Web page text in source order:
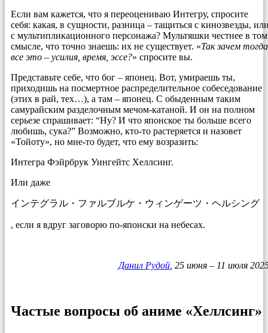
Если вам кажется, что я переоцениваю Интегру, спросите
себя: какая, в сущности, разница – тащиться с кинозвезды,
с мультипликационного персонажа? Мультяшки честнее в том
смысле, что точно знаешь: их не существует. «Так зачем тогда
все это – усилия, время, эссе?» спросите вы.
Представьте себе, что бог – японец. Вот, умираешь ты,
приходишь на посмертное распределительное собеседование
(этих в рай, тех…), а там – японец. С обыденным таким
самурайским разделочным мечом-катаной. И он на полном
серьезе спрашивает: “Ну? И что японское ты больше всего
любишь, сука?” Возможно, кто-то растеряется и назовет
«Тойоту», но мне-то будет, что ему возразить:
Интегра Фэйрбрук Уингейтс Хеллсинг.
Или даже
インテグラル・ファルブルケ・ウィンゲーツ・ヘルシング
, если я вдруг заговорю по-японски на небесах.
Данил Рудой , 25 июня – 11 июля
Частые вопросы об аниме «Хеллсинг»